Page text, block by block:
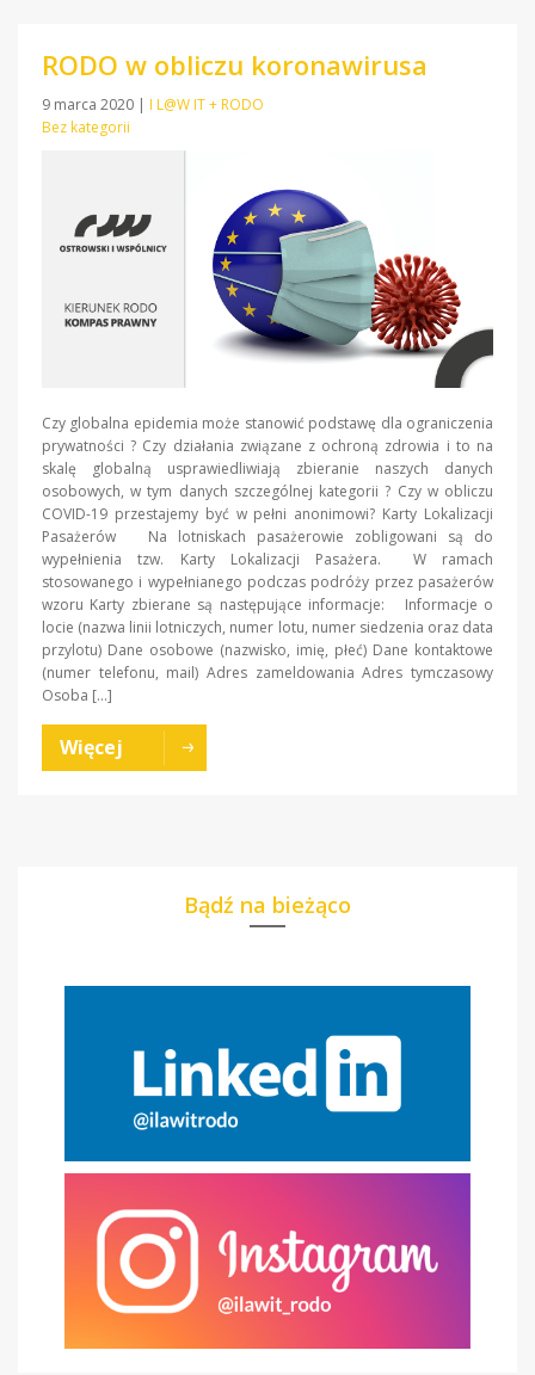
RODO w obliczu koronawirusa
9 marca 2020
I L@W IT + RODO
Bez kategorii
Czy globalna epidemia może stanowić podstawę dla ograniczenia
prywatności ? Czy działania związane z ochroną zdrowia i to na
skalę globalną usprawiedliwiają zbieranie naszych danych
osobowych, w tym danych szczególnej kategorii ? Czy w obliczu
COVID-19 przestajemy być w pełni anonimowi? Karty Lokalizacji
Pasażerów Na lotniskach pasażerowie zobligowani są do
wypełnienia tzw. Karty Lokalizacji Pasażera. W ramach
stosowanego i wypełnianego podczas podróży przez pasażerów
wzoru Karty zbierane są następujące informacje: Informacje o
locie (nazwa linii lotniczych, numer lotu, numer siedzenia oraz data
przylotu) Dane osobowe (nazwisko, imię, płeć) Dane kontaktowe
(numer telefonu, mail) Adres zameldowania Adres tymczasowy
Osoba […]
Więcej
Bądź na bieżąco